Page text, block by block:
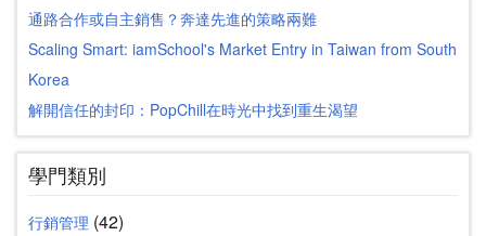
通路合作或自主銷售？奔達先進的策略兩難
Scaling Smart: iamSchool's Market Entry in Taiwan from South
Korea
解開信任的封印：PopChill在時光中找到重生渴望
學門類別
行銷管理 (42)